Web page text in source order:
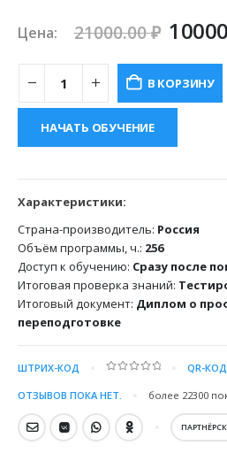
Цена: 21000.00₽
В КОРЗИНУ
НАЧАТЬ ОБУЧЕНИЕ
Характеристики:
Страна-производитель: Россия
Объём программы, ч.: 256
Доступ к обучению: Сразу после
Итоговая проверка знаний:
Итоговый документ: Диплом о
переподготовке
ШТРИХ-КОД QR-КОД
ОТЗЫВОВ ПОКА НЕТ. более 22300